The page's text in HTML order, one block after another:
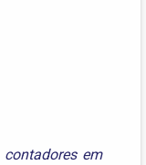
contadores em